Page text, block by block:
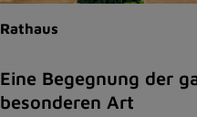
Rathaus
Eine Begegnung der
besonderen Art